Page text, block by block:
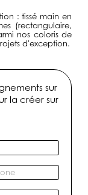
: tissé main en
(rectangulaire,
nos coloris de
d'exception.
sur
la créer sur